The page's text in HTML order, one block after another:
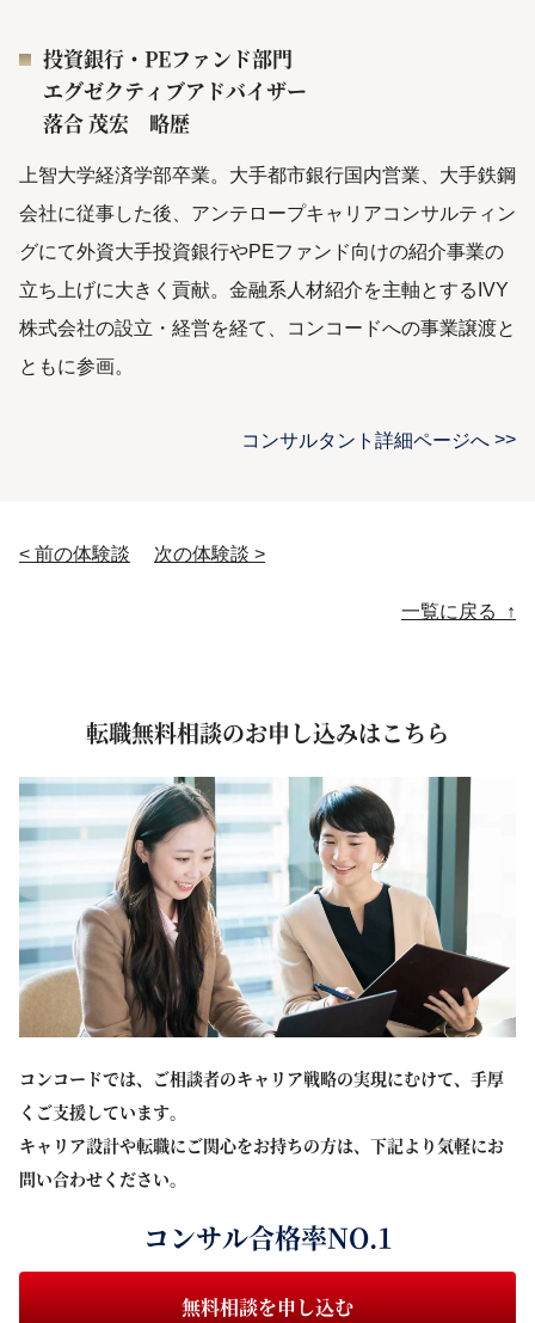
投資銀行・PEファンド部門
エグゼクティブアドバイザー
落合 茂宏 略歴
上智大学経済学部卒業。大手都市銀行国内営業、大手鉄鋼
会社に従事した後、アンテロープキャリアコンサルティン
グにて外資大手投資銀行やPEファンド向けの紹介事業の
立ち上げに大きく貢献。金融系人材紹介を主軸とするIVY
株式会社の設立・経営を経て、コンコードへの事業譲渡と
ともに参画。
コンサルタント詳細ページへ
< 前の体験談 次の体験談 >
一覧に戻る ↑
転職無料相談のお申し込みはこちら
コンコードでは、ご相談者のキャリア戦略の実現にむけて、手厚
くご支援しています。
キャリア設計や転職にご関心をお持ちの方は、下記より気軽にお
問い合わせください。
コンサル合格率NO.1
無料相談を申し込む